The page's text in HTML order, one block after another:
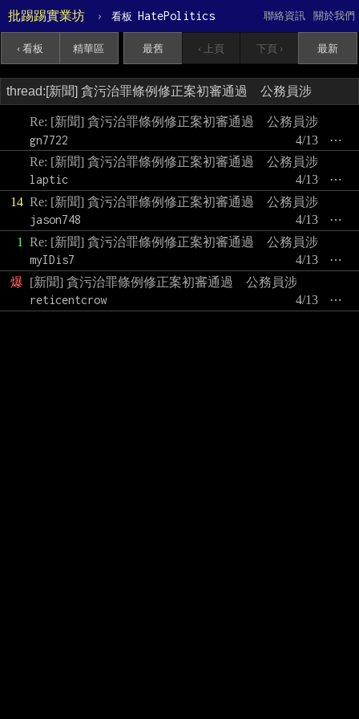
批踢踢實業坊 › 看板 HatePolitics 關於我們
聯絡資訊
‹ 看板 精華區 最舊 ‹ 上頁 下頁 › 最新
Re: [新聞] 貪污治罪條例修正案初審通過 公務員涉
gn7722
⋯
4/13
Re: [新聞] 貪污治罪條例修正案初審通過 公務員涉
laptic
⋯
4/13
14 Re: [新聞] 貪污治罪條例修正案初審通過 公務員涉
jason748
⋯
4/13
1
Re: [新聞] 貪污治罪條例修正案初審通過 公務員涉
myIDis7
⋯
4/13
爆 [新聞] 貪污治罪條例修正案初審通過 公務員涉
reticentcrow
⋯
4/13